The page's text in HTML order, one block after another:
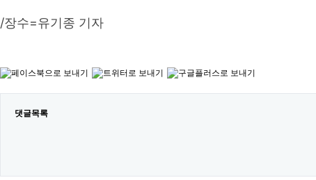
/장수=유기종 기자
댓글목록